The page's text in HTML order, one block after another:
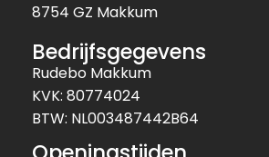
8754 GZ Makkum
Bedrijfsgegevens
Rudebo Makkum
KVK: 80774024
BTW: NL003487442B64